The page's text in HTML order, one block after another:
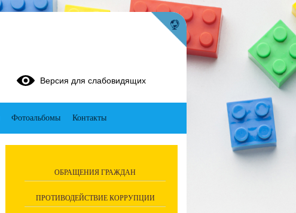
ОБРАЩЕНИЯ ГРАЖДАН
ПРОТИВОДЕЙСТВИЕ КОРРУПЦИИ
Версия для слабовидящих
Фотоальбомы Контакты